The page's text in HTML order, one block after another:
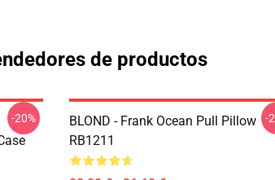
de productos
-20%
BLOND - Frank Ocean Pull Pillow
RB1211
-